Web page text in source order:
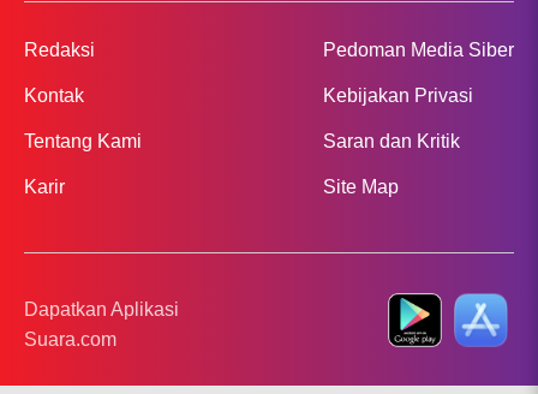
Redaksi
Kontak
Tentang Kami
Karir
Pedoman Media Siber
Kebijakan Privasi
Saran dan Kritik
Site Map
Dapatkan Aplikasi
Suara.com